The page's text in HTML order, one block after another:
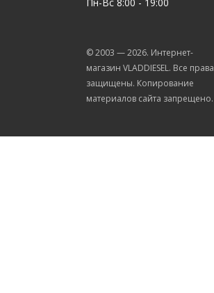
© 2003 —2026. Интернет-
магазин VLADDIESEL. Все права
защищены. Копирование
материалов сайта запрещено.